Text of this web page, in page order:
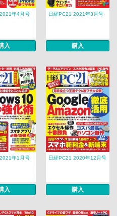
年4月号
入
日経PC21 2021年3月号
購入
年1月号
入
日経PC21 2020年12月号
購入